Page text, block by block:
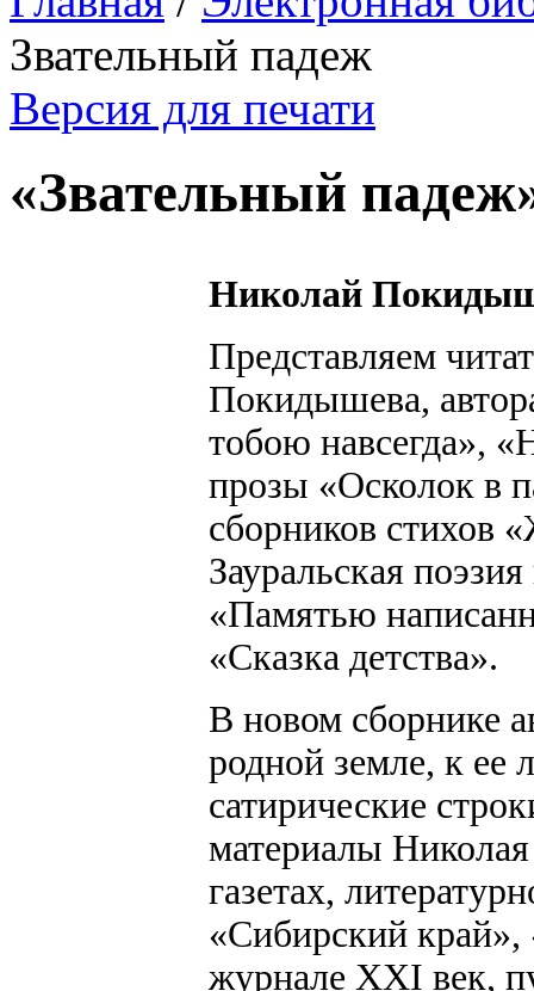
Звательный падеж
Версия для печати
«Звательный
Николай
Представляем
Покидышева,
тобою навсегда»,
прозы «Осколок в
сборников стихов
Зауральская
«Памятью
«Сказка детства».
В новом сборнике
родной земле, к ее
сатирические
материалы
газетах,
«Сибирский край»,
журнале XXI век,